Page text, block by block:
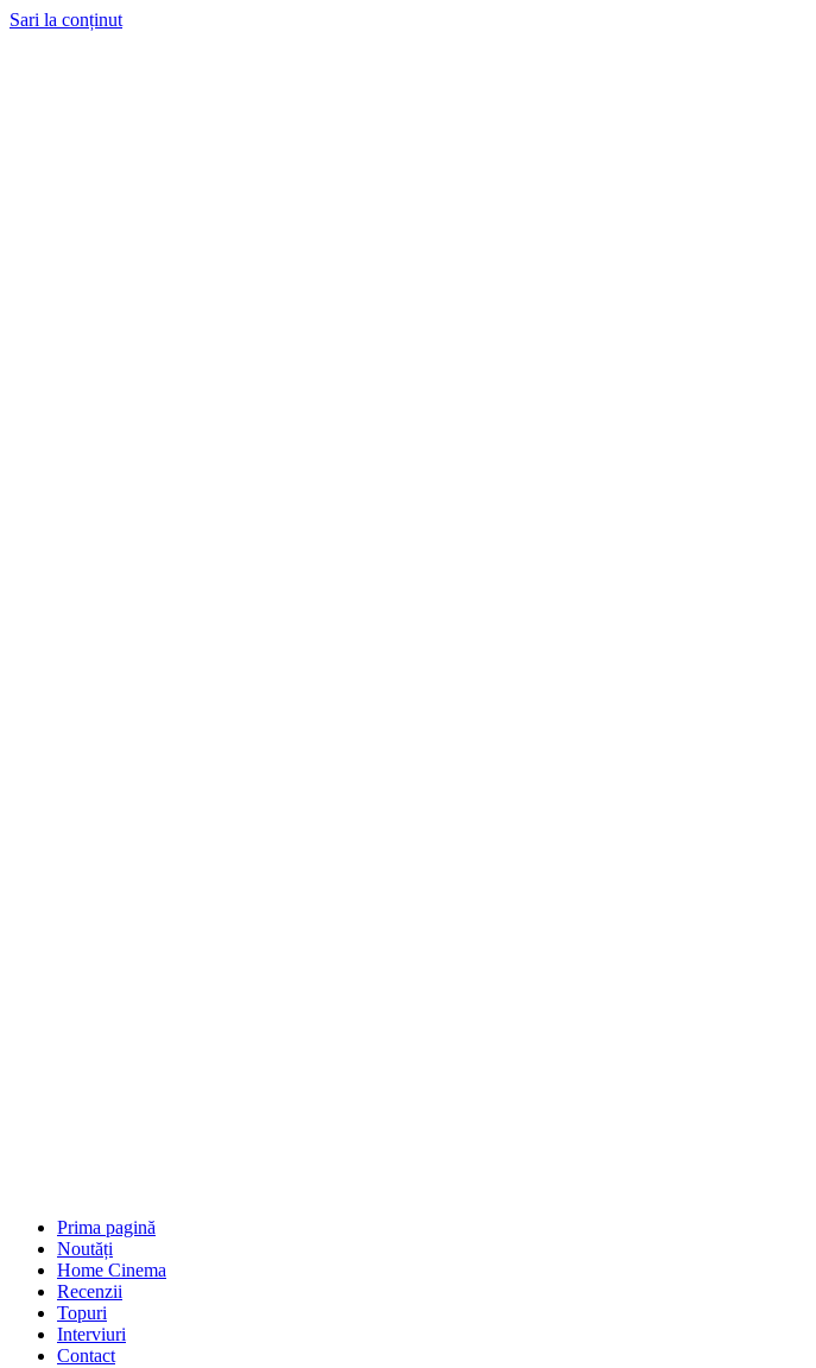
Sari la conținut
Prima pagină
Noutăți
Home Cinema
Recenzii
Topuri
Interviuri
Contact